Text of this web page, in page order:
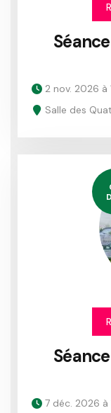
2 nov. 2026
Salle des
7 déc. 2026